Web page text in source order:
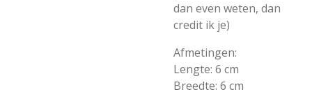
dan even weten, dan
credit ik je)
Afmetingen:
Lengte: 6 cm
Breedte: 6 cm